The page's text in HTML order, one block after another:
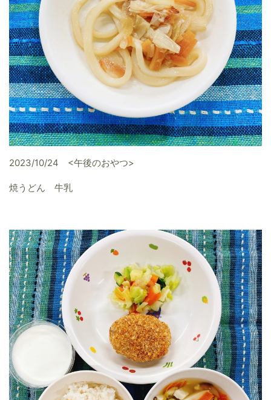
2023/10/24 <午後のおやつ>
焼うどん 牛乳